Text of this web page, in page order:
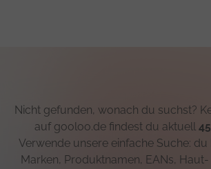
Nicht gefunden, wonach du suchst?
auf gooloo.de findest du aktuell
Verwende unsere einfache Suche: du
Marken, Produktnamen, EANs,